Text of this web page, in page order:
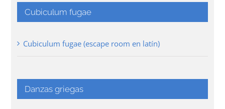
Cubiculum fugae
Cubiculum fugae (escape room en latín)
Danzas griegas